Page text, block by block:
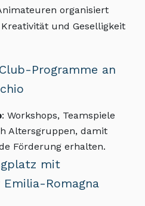
organisiert
und Geselligkeit
Programme an
: Workshops, Teamspiele
Altersgruppen, damit
Förderung erhalten.
mit
Romagna